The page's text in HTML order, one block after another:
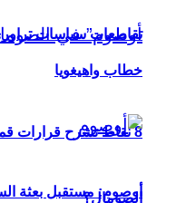
8 نقاط تشرح قرارات
الصومال؟
تقاطعات سياسات
خطاب واهيغويا
أوصوم: مستقبل بعثة